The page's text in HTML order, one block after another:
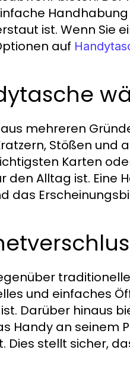
ist. Wenn Sie
auf
mehreren
Stößen und
Karten
Alltag ist. Eine
das
und einfaches
Darüber hinaus
Handy an seinem
Dies stellt sicher,